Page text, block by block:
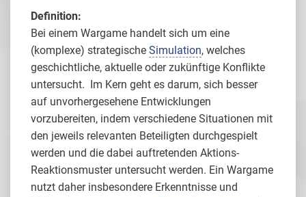
Definition:
Bei einem Wargame handelt sich um eine
(komplexe) strategische Simulation, welches
geschichtliche, aktuelle oder zukünftige Konflikte
untersucht. Im Kern geht es darum, sich besser
auf unvorhergesehene Entwicklungen
vorzubereiten, indem verschiedene Situationen mit
den jeweils relevanten Beteiligten durchgespielt
werden und die dabei auftretenden Aktions-
Reaktionsmuster untersucht werden. Ein Wargame
nutzt daher insbesondere Erkenntnisse und